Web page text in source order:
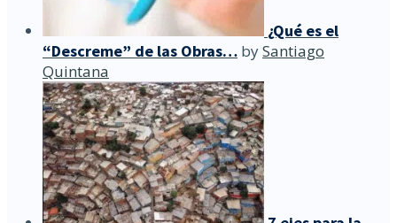
¿Qué es el
“Descreme” de las Obras… bySantiago
Quintana